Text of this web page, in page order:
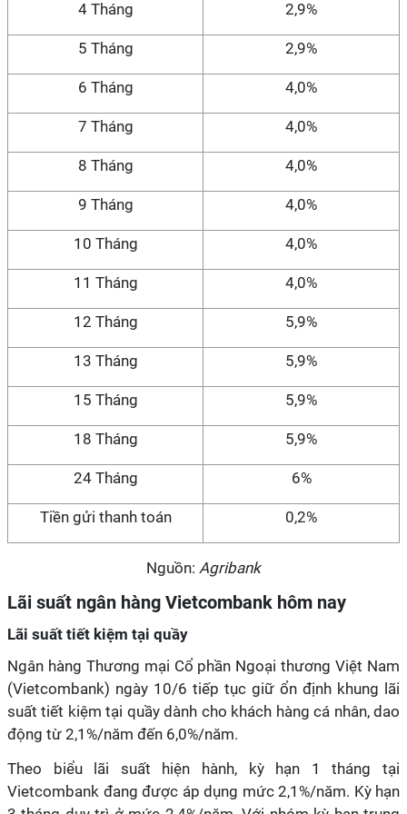
4 Tháng 2,9%
5 Tháng 2,9%
6 Tháng 4,0%
7 Tháng 4,0%
8 Tháng 4,0%
9 Tháng 4,0%
10 Tháng 4,0%
11 Tháng 4,0%
12 Tháng 5,9%
13 Tháng 5,9%
15 Tháng 5,9%
18 Tháng 5,9%
24 Tháng 6%
Tiền gửi thanh toán 0,2%
Nguồn: Agribank
Lãi suất ngân hàng Vietcombank hôm nay
Lãi suất tiết kiệm tại quầy
Ngân hàng Thương mại Cổ phần Ngoại thương Việt Nam
(Vietcombank) ngày 10/6 tiếp tục giữ ổn định khung lãi
suất tiết kiệm tại quầy dành cho khách hàng cá nhân, dao
động từ 2,1%/năm đến 6,0%/năm.
Theo biểu lãi suất hiện hành, kỳ hạn 1 tháng tại
Vietcombank đang được áp dụng mức 2,1%/năm. Kỳ hạn